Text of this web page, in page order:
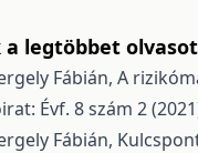
a legtöbbet
Fábián, A
Évf. 8 szám 2
Fábián,